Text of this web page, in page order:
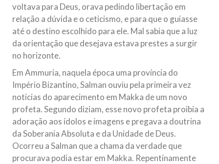
voltava para Deus, orava pedindo libertação em
relação a dúvida e o ceticismo, e para que o guiasse
até o destino escolhido para ele. Mal sabia que a luz
da orientação que desejava estava prestes a surgir
no horizonte.
Em Ammuria, naquela época uma província do
Império Bizantino, Salman ouviu pela primeira vez
noticias do aparecimento em Makka de um novo
profeta. Segundo diziam, esse novo profeta proibia a
adoração aos ídolos e imagens e pregava a doutrina
da Soberania Absoluta e da Unidade de Deus.
Ocorreu a Salman que a chama da verdade que
procurava podia estar em Makka. Repentinamente